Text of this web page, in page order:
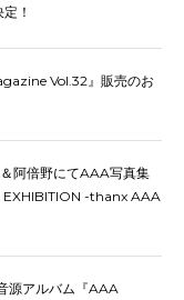
！
Vol.32』販売のお
阿倍野にてAAA写真集
-thanx AAA
源アルバム『AAA